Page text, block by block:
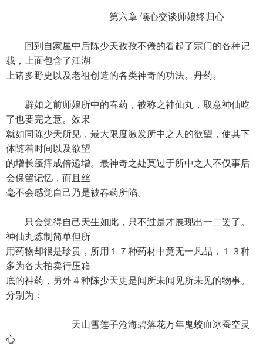
第六章 倾心交谈师娘终归心
回到自家屋中后陈少天孜孜不倦的看起了宗门的各种记
载，上面包含了江湖
上诸多野史以及老祖创造的各类神奇的功法。丹药。
辟如之前师娘所中的春药，被称之神仙丸，取意神仙吃
了也要完之意。效果
就如同陈少天所见，最大限度激发所中之人的欲望，使其下
体随着时间以及欲望
的增长瘙痒成倍递增。最神奇之处莫过于所中之人不仅事后
会保留记忆，而且丝
毫不会感觉自己乃是被春药所陷。
只会觉得自己天生如此，只不过是才展现出一二罢了。
神仙丸炼制简单但所
用药物却很是珍贵，所用１７种药材中竟无一凡品，１３种
多为各大拍卖行压箱
底的神药，另外４种陈少天更是闻所未闻见所未见的物事。
分别为：
天山雪莲子沧海碧落花万年鬼蛟血冰蚕空灵
心